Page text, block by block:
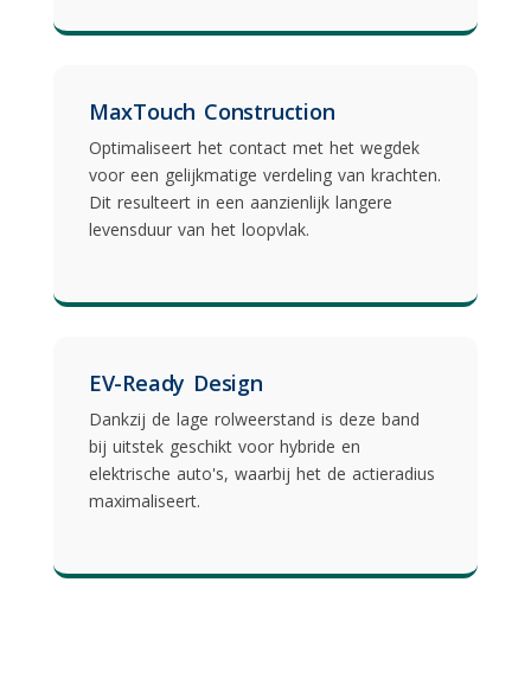
MaxTouch Construction
Optimaliseert het contact met het wegdek
voor een gelijkmatige verdeling van krachten.
Dit resulteert in een aanzienlijk langere
levensduur van het loopvlak.
EV-Ready Design
Dankzij de lage rolweerstand is deze band
bij uitstek geschikt voor hybride en
elektrische auto's, waarbij het de actieradius
maximaliseert.